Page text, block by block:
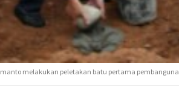
melakukan peletakan batu pertama